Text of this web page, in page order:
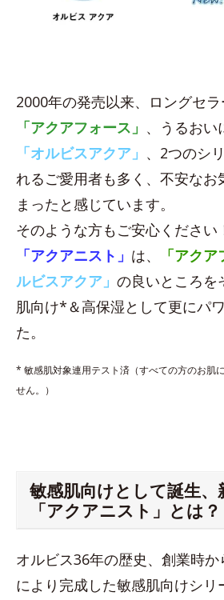
2000年の発売以来、ロングセ
「アクアフォース」 、うるおい
「オルビスアクア」 、2つのシ
れるご愛用者も多く、不安なお
まったと感じています。
そのような方もご安心ください
「アクアニスト」 は、 「アクア
ルビスアクア」 の良いところを
肌向け*＆高保湿として更にパ
た。
* 敏感肌対象連用テスト済（すべての方のお肌
せん。）
敏感肌向けとして誕生、
「アクアニスト」とは？
オルビス36年の歴史、創業時
により完成した敏感肌向けシリ